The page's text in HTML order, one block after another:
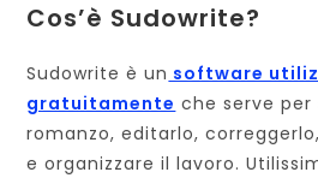
Cos’è Sudowrite?
Sudowrite è un software
gratuitamente che serve per
romanzo, editarlo,
e organizzare il lavoro.